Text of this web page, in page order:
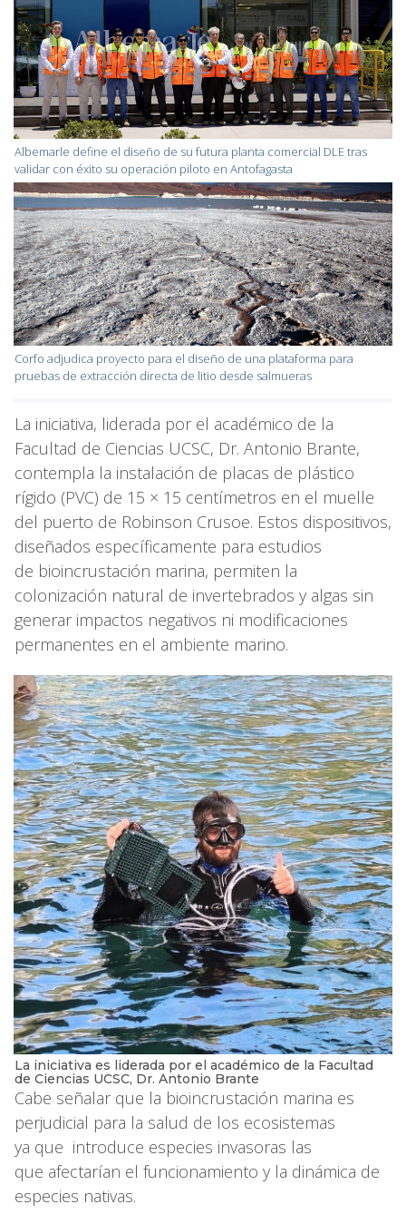
Albemarle define el diseño de su futura planta comercial DLE tras
validar con éxito su operación piloto en Antofagasta
Corfo adjudica proyecto para el diseño de una plataforma para
pruebas de extracción directa de litio desde salmueras
La iniciativa, liderada por el académico de la
Facultad de Ciencias UCSC, Dr. Antonio Brante,
contempla la instalación de placas de plástico
rígido (PVC) de 15 × 15 centímetros en el muelle
del puerto de Robinson Crusoe. Estos dispositivos,
diseñados específicamente para estudios
de bioincrustación marina, permiten la
colonización natural de invertebrados y algas sin
generar impactos negativos ni modificaciones
permanentes en el ambiente marino.
La iniciativa es liderada por el académico de la Facultad
de Ciencias UCSC, Dr. Antonio Brante
Cabe señalar que la bioincrustación marina es
perjudicial para la salud de los ecosistemas
ya que introduce especies invasoras las
que afectarían el funcionamiento y la dinámica de
especies nativas.